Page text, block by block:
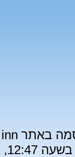
כתבה זאת פורסמה באתר inn